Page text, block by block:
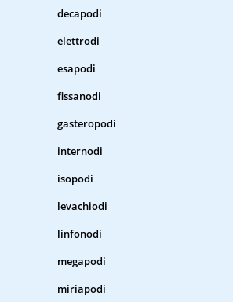
decapodi
elettrodi
esapodi
fissanodi
gasteropodi
internodi
isopodi
levachiodi
linfonodi
megapodi
miriapodi